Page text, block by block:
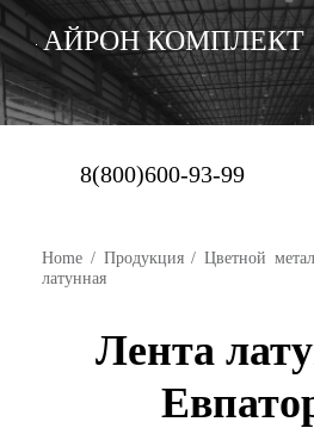
АЙРОН КОМПЛЕКТ
8(800)600-93-99
Home / Продукция/Цветной
латунная
Лента